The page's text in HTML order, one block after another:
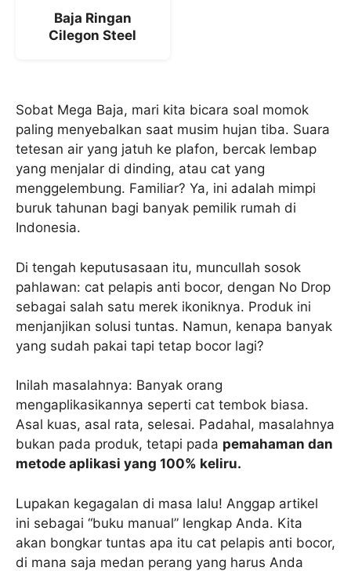
Baja Ringan
Cilegon Steel
Sobat Mega Baja, mari kita bicara soal momok
paling menyebalkan saat musim hujan tiba. Suara
tetesan air yang jatuh ke plafon, bercak lembap
yang menjalar di dinding, atau cat yang
menggelembung. Familiar? Ya, ini adalah mimpi
buruk tahunan bagi banyak pemilik rumah di
Indonesia.
Di tengah keputusasaan itu, muncullah sosok
pahlawan: cat pelapis anti bocor, dengan No Drop
sebagai salah satu merek ikoniknya. Produk ini
menjanjikan solusi tuntas. Namun, kenapa banyak
yang sudah pakai tapi tetap bocor lagi?
Inilah masalahnya: Banyak orang
mengaplikasikannya seperti cat tembok biasa.
Asal kuas, asal rata, selesai. Padahal, masalahnya
bukan pada produk, tetapi pada pemahaman dan
metode aplikasi yang 100% keliru.
Lupakan kegagalan di masa lalu! Anggap artikel
ini sebagai “buku manual” lengkap Anda. Kita
akan bongkar tuntas apa itu cat pelapis anti bocor,
di mana saja medan perang yang harus Anda